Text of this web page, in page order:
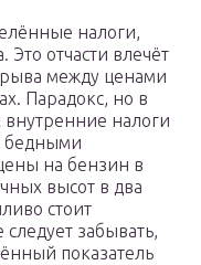
налоги,
отчасти влечёт
между ценами
Парадокс, но в
внутренние налоги
бедными
на бензин в
высот в два
стоит
забывать,
показатель